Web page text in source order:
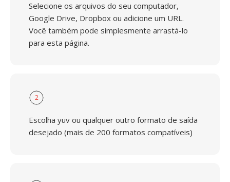
Selecione os arquivos do seu computador,
Google Drive, Dropbox ou adicione um URL.
Você também pode simplesmente arrastá-lo
para esta página.
2
Escolha yuv ou qualquer outro formato de saída
desejado (mais de 200 formatos compatíveis)